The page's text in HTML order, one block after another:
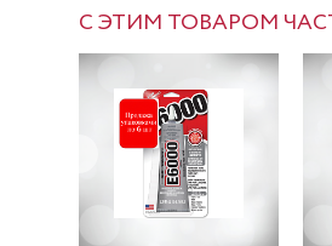
С ЭТИМ ТОВАРОМ